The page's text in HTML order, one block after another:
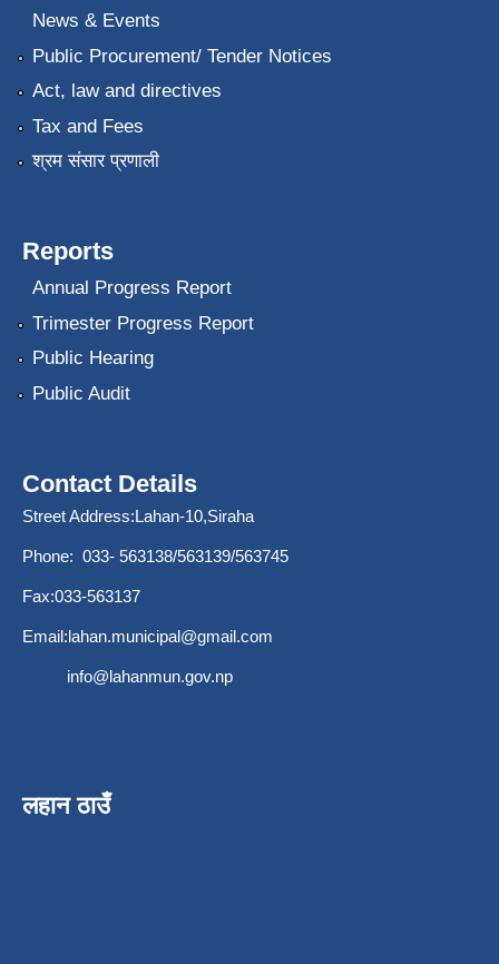
News & Events
Public Procurement/ Tender Notices
Act, law and directives
Tax and Fees
श्रम संसार प्रणाली
Reports
Annual Progress Report
Trimester Progress Report
Public Hearing
Public Audit
Contact Details
Street Address:Lahan-10,Siraha
Phone: 033- 563138/563139/563745
Fax:033-563137
Email:lahan.municipal@gmail.com
info@lahanmun.gov.np
लहान ठाउँ